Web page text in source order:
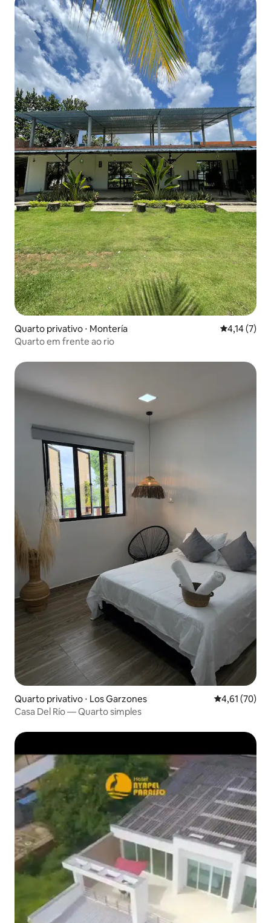
Quarto privativo ⋅ Montería 4,14 de
4,14 (7)
Quarto em frente ao rio
Quarto privativo ⋅ Los Garzones 4,61 de uma
4,61 (70)
Casa Del Río — Quarto simples